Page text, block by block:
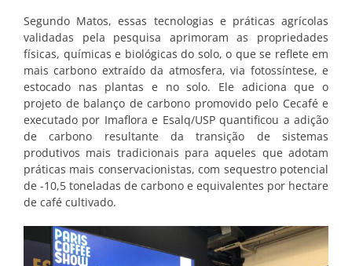
Segundo Matos, essas tecnologias e práticas agrícolas
validadas pela pesquisa aprimoram as propriedades
físicas, químicas e biológicas do solo, o que se reflete em
mais carbono extraído da atmosfera, via fotossíntese, e
estocado nas plantas e no solo. Ele adiciona que o
projeto de balanço de carbono promovido pelo Cecafé e
executado por Imaflora e Esalq/USP quantificou a adição
de carbono resultante da transição de sistemas
produtivos mais tradicionais para aqueles que adotam
práticas mais conservacionistas, com sequestro potencial
de -10,5 toneladas de carbono e equivalentes por hectare
de café cultivado.